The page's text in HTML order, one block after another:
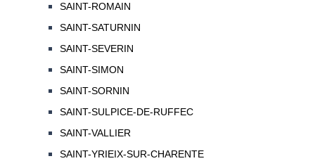
SAINT-ROMAIN
SAINT-SATURNIN
SAINT-SEVERIN
SAINT-SIMON
SAINT-SORNIN
SAINT-SULPICE-DE-RUFFEC
SAINT-VALLIER
SAINT-YRIEIX-SUR-CHARENTE